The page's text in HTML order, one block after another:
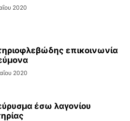
2020
επικοινωνία
2020
έσω λαγονίου